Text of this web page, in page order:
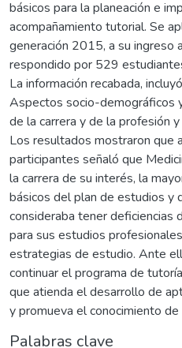
básicos para la planeación e
acompañamiento tutorial. Se
generación 2015, a su ingreso
respondido por 529
La información recabada,
Aspectos socio-demográficos
de la carrera y de la profesión
Los resultados mostraron que
participantes señaló que
la carrera de su interés, la
básicos del plan de estudios y
consideraba tener deficiencias
para sus estudios
estrategias de estudio. Ante
continuar el programa de
que atienda el desarrollo de
y promueva el conocimiento
Palabras clave